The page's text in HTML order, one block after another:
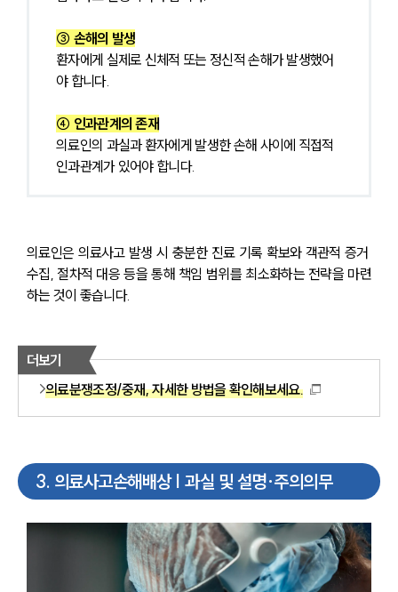
③ 손해의 발생
환자에게 실제로 신체적 또는 정신적 손해가 발생했어
야 합니다.
④ 인과관계의 존재
의료인의 과실과 환자에게 발생한 손해 사이에 직접적
인과관계가 있어야 합니다.
의료인은 의료사고 발생 시 충분한 진료 기록 확보와 객관적 증거
수집, 절차적 대응 등을 통해 책임 범위를 최소화하는 전략을 마련
하는 것이 좋습니다.
더보기
의료분쟁조정/중재, 자세한 방법을 확인해보세요.
3. 의료사고손해배상 | 과실 및 설명·주의의무